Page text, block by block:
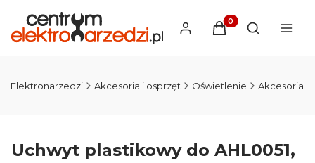
Produkty w
Otwórz
Elektronarzedzi Akcesoria i osprzęt Oświetlenie Akcesoria
Uchwyt plastikowy do AHL0051,